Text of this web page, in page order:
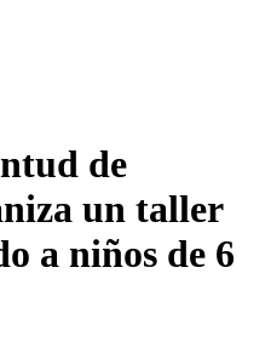
de
un taller
a niños de 6